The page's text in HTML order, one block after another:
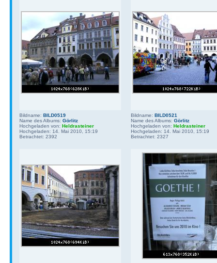
Bildname: BILD0519
Name des Albums: Görlitz
Hochgeladen von: Heldrasteiner
Hochgeladen: 14. Mai 2010, 15:19
Betrachtet: 2392
Bildname: BILD0521
Name des Albums: Görlitz
Hochgeladen von: Heldrasteiner
Hochgeladen: 14. Mai 2010, 15:19
Betrachtet: 2327